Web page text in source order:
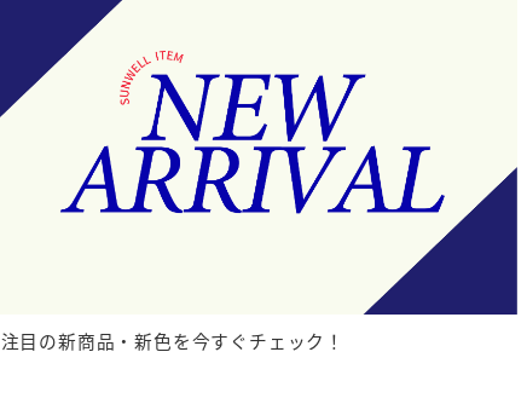
注目の新商品・新色を今すぐチェック！